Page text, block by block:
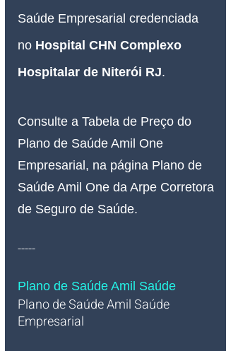
Saúde Empresarial credenciada
no Hospital CHN Complexo
Hospitalar de Niterói RJ.
Consulte a Tabela de Preço do
Plano de Saúde Amil One
Empresarial, na página Plano de
Saúde Amil One da Arpe Corretora
de Seguro de Saúde.
-----
Plano de Saúde Amil Saúde
Plano de Saúde Amil Saúde
Empresarial